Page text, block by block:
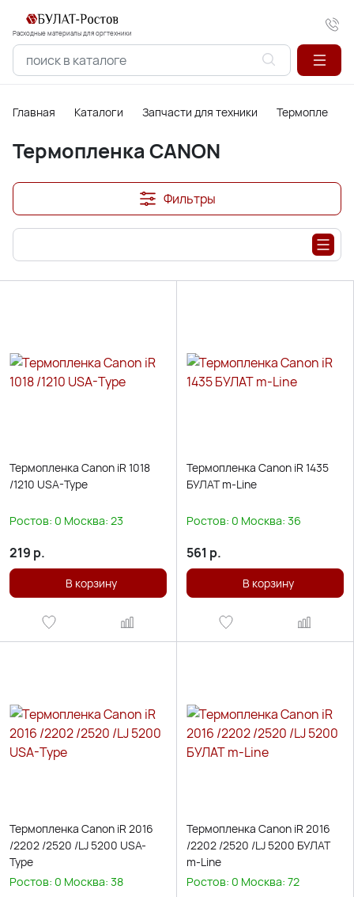
Расходные материалы для оргтехники
Главная Каталоги Запчасти для техники
Термопленка CANON
Фильтры
Термопленка Canon iR 1018
/1210 USA-Type
Ростов: 0 Москва: 23
219 р.
В корзину
Термопленка Canon iR 1435
БУЛАТ m-Line
Ростов: 0 Москва: 36
561 р.
В корзину
Термопленка Canon iR 2016
/2202 /2520 /LJ 5200 USA-
Type
Ростов: 0 Москва: 38
Термопленка Canon iR 2016
/2202 /2520 /LJ 5200 БУЛАТ
m-Line
Ростов: 0 Москва: 72